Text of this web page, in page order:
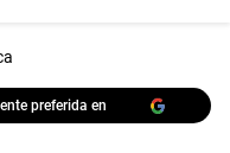
preferida en